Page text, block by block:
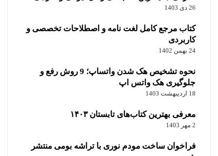
26 دی 1403
کتاب مرجع کامل لغت نامه و اصطلاحات تخصصی و
کاربردی
24 بهمن 1402
نحوه تشخیص هک شدن واتساپ؛ 9 روش رفع و
جلوگیری هک واتس اپ
18 اردیبهشت 1403
معرفی بهترین کتاب‌های تابستان ۱۴۰۳
2 مهر 1403
فراخوان ساخت مودم نوری با تراشه بومی منتشر